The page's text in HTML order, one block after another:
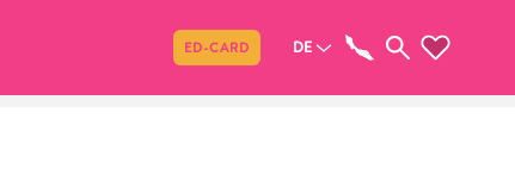
ED-CARD DE Teilen